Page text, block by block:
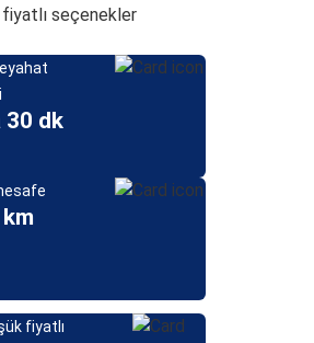
fiyatlı seçenekler
30 dk
fiyatlı